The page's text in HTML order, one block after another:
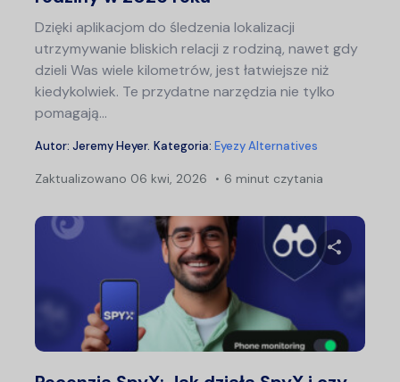
Dzięki aplikacjom do śledzenia lokalizacji
utrzymywanie bliskich relacji z rodziną, nawet gdy
dzieli Was wiele kilometrów, jest łatwiejsze niż
kiedykolwiek. Te przydatne narzędzia nie tylko
pomagają...
Autor: Jeremy Heyer. Kategoria: Eyezy Alternatives
Zaktualizowano 06 kwi, 2026 6 minut czytania